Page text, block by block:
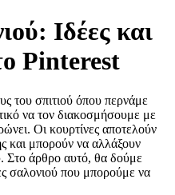
Ιδέες και
Pinterest
του σπιτιού όπου περνάμε
να τον διακοσμήσουμε με
Οι κουρτίνες αποτελούν
και μπορούν να αλλάξουν
Στο άρθρο αυτό, θα δούμε
σαλονιού που μπορούμε να